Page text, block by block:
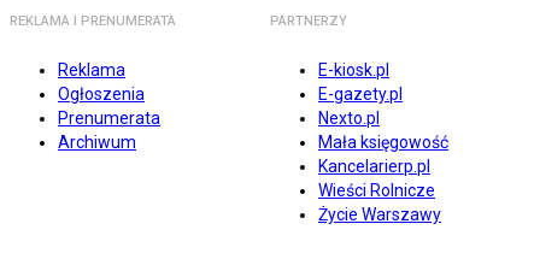
REKLAMA I PRENUMERATA
Reklama
Ogłoszenia
Prenumerata
Archiwum
PARTNERZY
E-kiosk.pl
E-gazety.pl
Nexto.pl
Mała księgowość
Kancelarierp.pl
Wieści Rolnicze
Życie Warszawy